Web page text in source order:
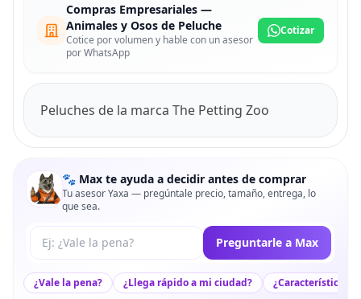
Compras Empresariales —
Animales y Osos de Peluche
Cotice por volumen y hable con un asesor
por WhatsApp
Cotizar
Peluches de la marca The Petting Zoo
🐾 Max te ayuda a decidir antes de comprar
Tu asesor Yaxa — pregúntale precio, tamaño, entrega, lo
que sea.
Tu pregunta a Max Preguntarle a Max
¿Vale la pena? ¿Llega rápido a mi ciudad? ¿Características